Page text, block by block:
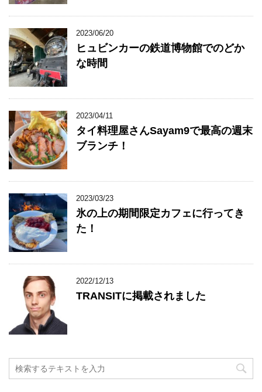
2023/06/20
ヒュビンカーの鉄道博物館でのどか
な時間
2023/04/11
タイ料理屋さんSayam9で最高の週末
ブランチ！
2023/03/23
氷の上の期間限定カフェに行ってき
た！
2022/12/13
TRANSITに掲載されました